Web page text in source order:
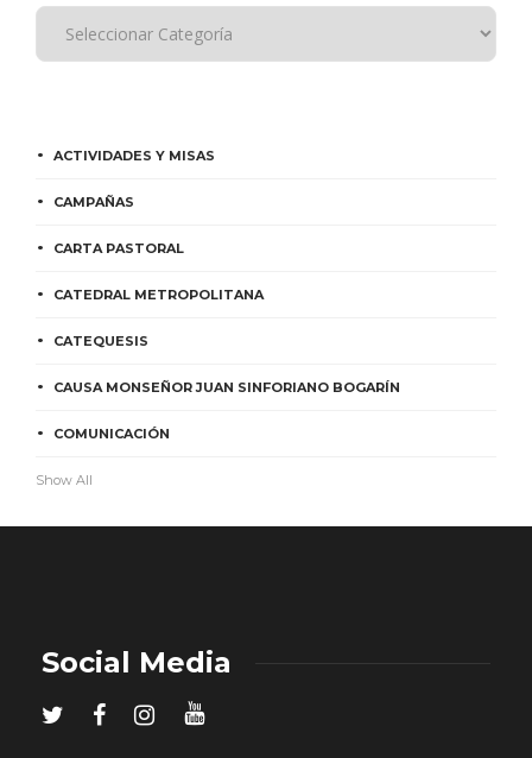
ACTIVIDADES Y MISAS
CAMPAÑAS
CARTA PASTORAL
CATEDRAL METROPOLITANA
CATEQUESIS
CAUSA MONSEÑOR JUAN SINFORIANO BOGARÍN
COMUNICACIÓN
Show All
Social Media